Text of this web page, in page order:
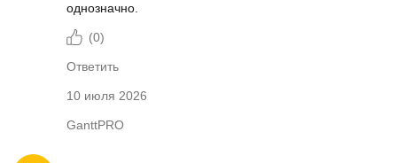
однозначно.
(0)
Ответить
10 июля 2026
GanttPRO